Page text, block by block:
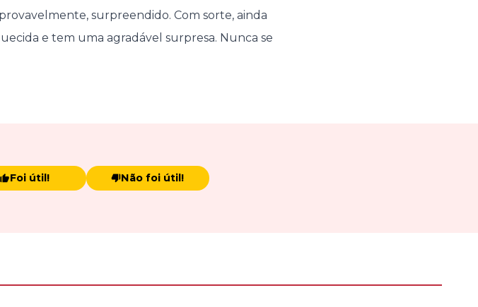
surpreendido. Com sorte, ainda
e tem uma agradável surpresa. Nunca se
Foi útil! Não foi útil!